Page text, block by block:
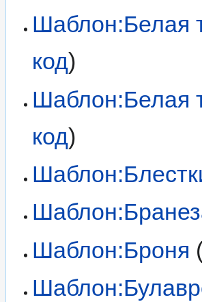
Шаблон:Белая
код)
Шаблон:Белая
код)
Шаблон:Броня